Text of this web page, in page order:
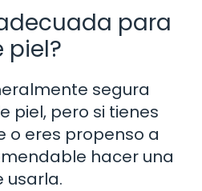
para
piel?
segura
piel, pero si tienes
o eres propenso a
hacer una
usarla.